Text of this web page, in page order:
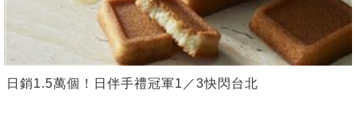
日銷1.5萬個！日伴手禮冠軍1／3快閃台北